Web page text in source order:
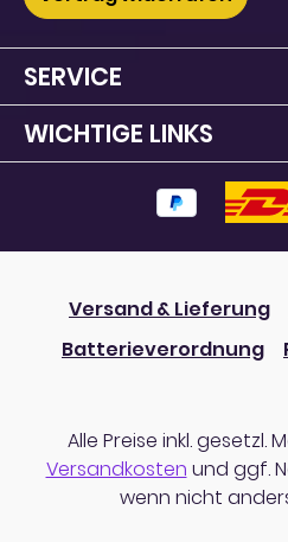
SERVICE
WICHTIGE LINKS
Versand & Lieferung
Batterieverordnung
Alle Preise inkl. gesetzl.
Versandkosten und ggf.
wenn nicht